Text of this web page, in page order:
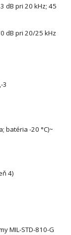
dB pri 20 kHz; 45
dB pri 20/25 kHz
3
batéria -20 °C)~
4)
MIL-STD-810-G